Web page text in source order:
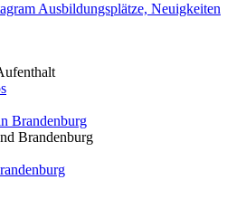
Ausbildungsplätze, Neuigkeiten
Brandenburg
Brandenburg